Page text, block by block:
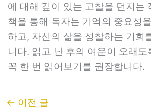
에 대해 깊이 있는 고찰을 던지는
책을 통해 독자는 기억의 중요성
하고, 자신의 삶을 성찰하는 기회
니다. 읽고 난 후의 여운이 오래도
꼭 한 번 읽어보기를 권장합니다.
← 이전 글